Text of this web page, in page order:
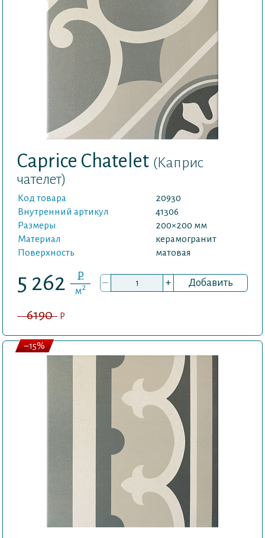
Caprice Chatelet (Каприс
чателет)
Код товара
20930
Внутренний артикул
41306
Размеры
200×200 мм
Материал
керамогранит
Поверхность
матовая
5 262 P
м2 – + Добавить
6190 P
–15%